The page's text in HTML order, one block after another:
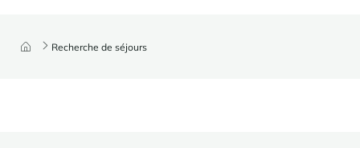
Recherche de séjours